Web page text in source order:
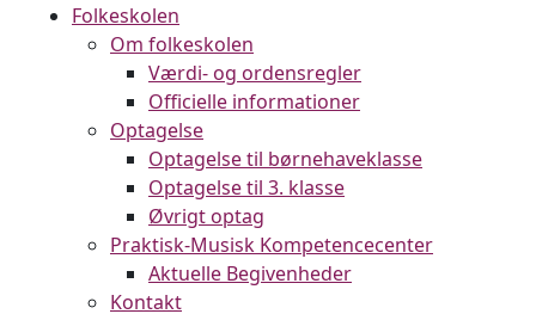
Folkeskolen
Om folkeskolen
Værdi- og ordensregler
Officielle informationer
Optagelse
Optagelse til børnehaveklasse
Optagelse til 3. klasse
Øvrigt optag
Praktisk-Musisk Kompetencecenter
Aktuelle Begivenheder
Kontakt